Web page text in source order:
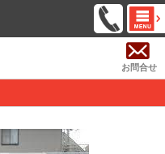
お問合せ